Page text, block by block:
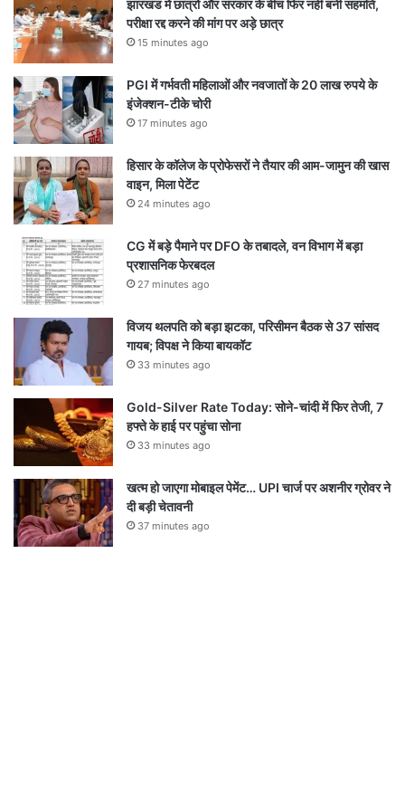
झारखंड में छात्रों और सरकार के बीच फिर नहीं बनी सहमति,
परीक्षा रद्द करने की मांग पर अड़े छात्र
15 minutes ago
PGI में गर्भवती महिलाओं और नवजातों के 20 लाख रुपये के
इंजेक्शन-टीके चोरी
17 minutes ago
हिसार के कॉलेज के प्रोफेसरों ने तैयार की आम-जामुन की खास
वाइन, मिला पेटेंट
24 minutes ago
CG में बड़े पैमाने पर DFO के तबादले, वन विभाग में बड़ा
प्रशासनिक फेरबदल
27 minutes ago
विजय थलपति को बड़ा झटका, परिसीमन बैठक से 37 सांसद
गायब; विपक्ष ने किया बायकॉट
33 minutes ago
Gold-Silver Rate Today: सोने-चांदी में फिर तेजी, 7
हफ्ते के हाई पर पहुंचा सोना
33 minutes ago
खत्म हो जाएगा मोबाइल पेमेंट… UPI चार्ज पर अशनीर ग्रोवर ने
दी बड़ी चेतावनी
37 minutes ago